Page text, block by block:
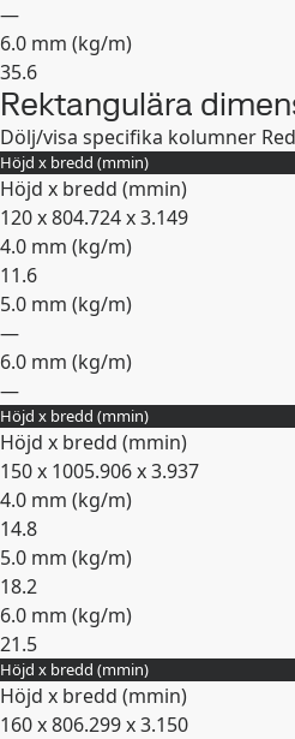
—
6.0 mm (kg/m)
35.6
Expandera
Rektangulära
Dölj/visa specifika kolumner
Höjd x bredd (mmin)
Höjd x bredd (mmin)
120 x 804.724 x 3.149
4.0 mm (kg/m)
11.6
5.0 mm (kg/m)
—
6.0 mm (kg/m)
—
Expandera
Höjd x bredd (mmin)
Höjd x bredd (mmin)
150 x 1005.906 x 3.937
4.0 mm (kg/m)
14.8
5.0 mm (kg/m)
18.2
6.0 mm (kg/m)
21.5
Expandera
Höjd x bredd (mmin)
Höjd x bredd (mmin)
160 x 806.299 x 3.150